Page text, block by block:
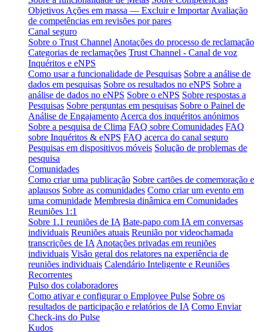
Objetivos Ações em massa — Excluir e Importar Avaliação
de competências em revisões por pares
Canal seguro
Sobre o Trust Channel Anotações do processo de reclamação
Categorias de reclamações Trust Channel - Canal de voz
Inquéritos e eNPS
Como usar a funcionalidade de Pesquisas Sobre a análise de
dados em pesquisas Sobre os resultados no eNPS Sobre a
análise de dados no eNPS Sobre o eNPS Sobre respostas a
Pesquisas Sobre perguntas em pesquisas Sobre o Painel de
Análise de Engajamento Acerca dos inquéritos anónimos
Sobre a pesquisa de Clima FAQ sobre Comunidades FAQ
sobre Inquéritos & eNPS FAQ acerca do canal seguro
Pesquisas em dispositivos móveis Solução de problemas de
pesquisa
Comunidades
Como criar uma publicação Sobre cartões de comemoração e
aplausos Sobre as comunidades Como criar um evento em
uma comunidade Membresia dinâmica em Comunidades
Reuniões 1:1
Sobre 1.1 reuniões de IA Bate-papo com IA em conversas
individuais Reuniões atuais Reunião por videochamada
transcrições de IA Anotações privadas em reuniões
individuais Visão geral dos relatores na experiência de
reuniões individuais Calendário Inteligente e Reuniões
Recorrentes
Pulso dos colaboradores
Como ativar e configurar o Employee Pulse Sobre os
resultados de participação e relatórios de IA Como Enviar
Check-ins do Pulse
Kudos